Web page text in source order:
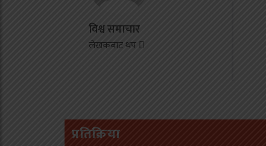
विश्व समाचार
लेखकबाट थप
प्रतिक्रिया